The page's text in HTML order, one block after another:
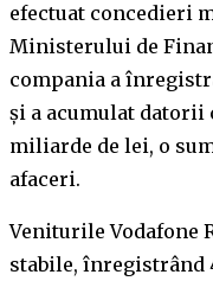
efectuat concedieri
Ministerului de
compania a
și a acumulat datorii
miliarde de lei, o
afaceri.
Veniturile Vodafone
stabile, înregistrând